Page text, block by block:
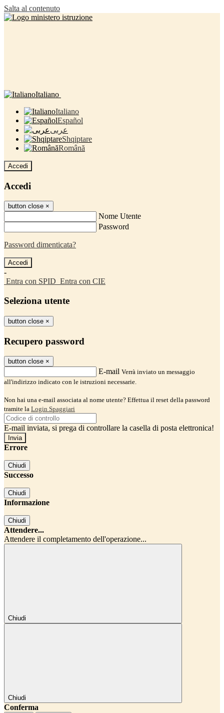
Salta al contenuto
Italiano
Italiano
Español
عربى
Shqiptare
Română
Accedi
Accedi
button close ×
Nome Utente
Password
Password dimenticata?
-
Entra con SPID Entra con CIE
Seleziona utente
button close ×
Recupero password
button close ×
E-mail Verrà inviato un messaggio
all'indirizzo indicato con le istruzioni necessarie.
Non hai una e-mail associata al nome utente? Effettua il reset della password
tramite la Login Spaggiari
E-mail inviata, si prega di controllare la casella di posta elettronica!
Errore
Chiudi
Successo
Chiudi
Informazione
Chiudi
Attendere...
Attendere il completamento dell'operazione...
Chiudi
Chiudi
Conferma